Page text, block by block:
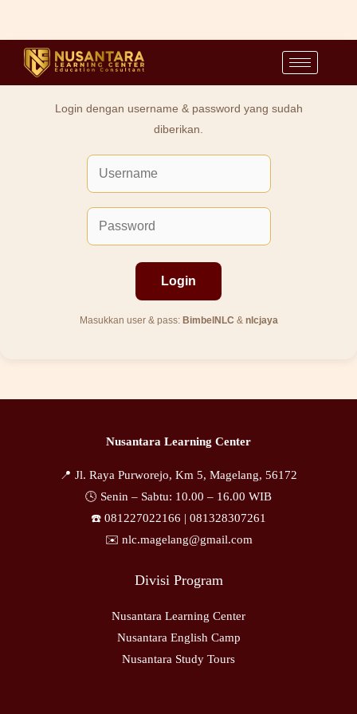
Lewati
Login dengan username & password yang sudah
diberikan.
Login
Masukkan user & pass: BimbelNLC & nlcjaya
Nusantara Learning Center
📍 Jl. Raya Purworejo, Km 5, Magelang, 56172
🕓 Senin – Sabtu: 10.00 – 16.00 WIB
☎️ 081227022166 | 081328307261
✉️ nlc.magelang@gmail.com
Divisi Program
Nusantara Learning Center
Nusantara English Camp
Nusantara Study Tours